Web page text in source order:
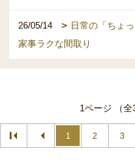
26/05/14
日常の「ちょ
家事ラクな間取り
1ページ （全
1 2 3